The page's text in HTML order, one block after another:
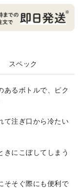
スペック
あるボトルで、ピク
て注ぎ口から冷たい
きにこぼしてしまう
そそぐ際にも便利で